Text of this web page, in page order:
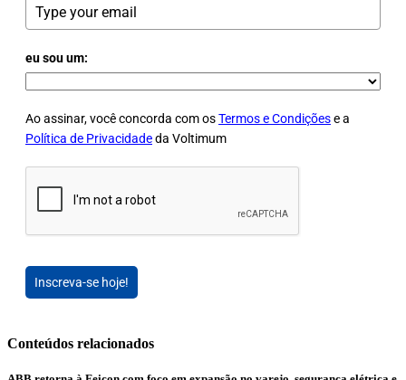
eu sou um:
Ao assinar, você concorda com osTermos e Condiçõese a
Política de Privacidadeda Voltimum
Inscreva-se hoje!
Conteúdos relacionados